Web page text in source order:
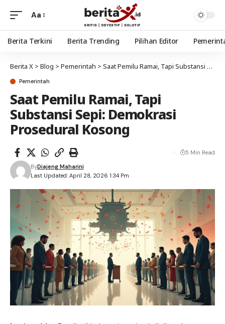
Aa
Berita Terkini Berita Trending Pilihan Editor
Berita X > Blog > Pemerintah > Saat Pemilu Ramai, Tapi Substansi Sepi: Demokrasi Prosedural Kosong
Pemerintah
Saat Pemilu Ramai, Tapi
Substansi Sepi: Demokrasi
Prosedural Kosong
Last Updated: April 28, 2026 1:34 Pm
ByDiajeng Maharini
5 Min Read